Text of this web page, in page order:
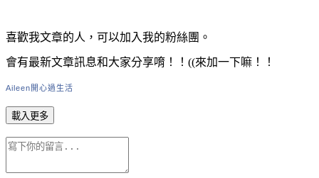
喜歡我文章的人，可以加入我的粉絲團。
會有最新文章訊息和大家分享唷！！((來加一下嘛！！
Aileen開心過生活
載入更多